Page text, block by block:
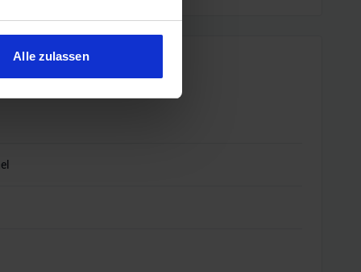
können
Präferenzen im
anbieten zu können
diese Informationen
Alle zulassen